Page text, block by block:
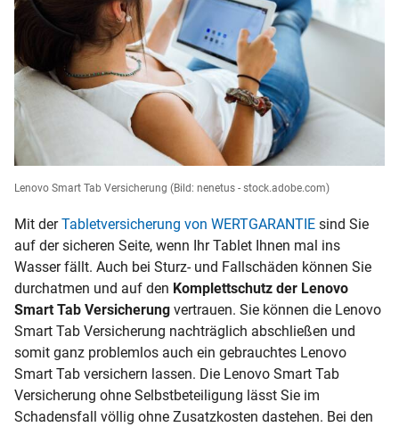
Lenovo Smart Tab Versicherung (Bild: nenetus - stock.adobe.com)
Mit derTabletversicherung von WERTGARANTIE sind Sie
auf der sicheren Seite, wenn Ihr Tablet Ihnen mal ins
Wasser fällt. Auch bei Sturz- und Fallschäden können Sie
durchatmen und auf den Komplettschutz der Lenovo
Smart Tab Versicherung vertrauen. Sie können die Lenovo
Smart Tab Versicherung nachträglich abschließen und
somit ganz problemlos auch ein gebrauchtes Lenovo
Smart Tab versichern lassen. Die Lenovo Smart Tab
Versicherung ohne Selbstbeteiligung lässt Sie im
Schadensfall völlig ohne Zusatzkosten dastehen. Bei den